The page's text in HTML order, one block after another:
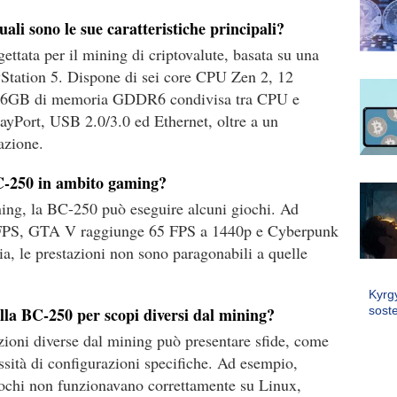
sono le sue caratteristiche principali?
per il mining di criptovalute, basata su una
5. Dispone di sei core CPU Zen 2, 12
di memoria GDDR6 condivisa tra CPU e
USB 2.0/3.0 ed Ethernet, oltre a un
250 in ambito gaming?
la BC-250 può eseguire alcuni giochi. Ad
GTA V raggiunge 65 FPS a 1440p e Cyberpunk
le prestazioni non sono paragonabili a quelle
BC-250 per scopi diversi dal mining?
diverse dal mining può presentare sfide, come
di configurazioni specifiche. Ad esempio,
non funzionavano correttamente su Linux,